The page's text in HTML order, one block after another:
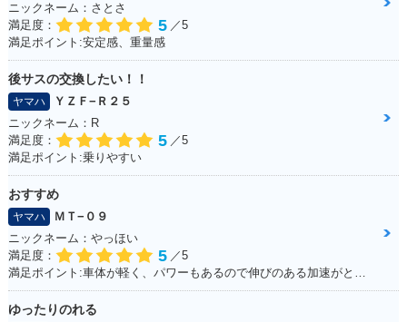
ニックネーム：さとさ
満足度：
5 ／5
満足ポイント:安定感、重量感
後サスの交換したい！！
ヤマハ
ＹＺＦ−Ｒ２５
ニックネーム：R
満足度：
5 ／5
満足ポイント:乗りやすい
おすすめ
ヤマハ
ＭＴ−０９
ニックネーム：やっほい
満足度：
5 ／5
満足ポイント:車体が軽く、パワーもあるので伸びのある加速がとてもいいです。 高速道路も走りましたが、とても楽しめました。 また三気筒エンジンがとても気持ちよく、 国産車で三気筒エンジンはとても貴重だと感じた１台です。
ゆったりのれる